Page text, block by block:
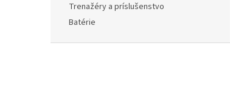
Trenažéry a príslušenstvo
Batérie